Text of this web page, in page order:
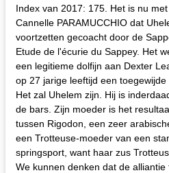
Index van 2017: 175. Het is nu
Cannelle PARAMUCCHIO dat
voortzetten gecoacht door de
Etude de l'écurie du Sappey. Het
een legitieme dolfijn aan Dexter
op 27 jarige leeftijd een toegewijde
Het zal Uhelem zijn. Hij is
de bars. Zijn moeder is het
tussen Rigodon, een zeer
een Trotteuse-moeder van een
springsport, want haar zus
We kunnen denken dat de